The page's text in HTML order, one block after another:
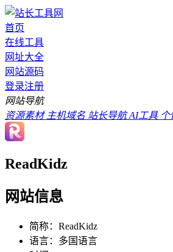
首页
在线工具
网址大全
网站源码
登录注册
网站导航
资源素材 主机域名 站长导航 AI工具 个
ReadKidz
网站信息
简称： ReadKidz
语言： 多国语言